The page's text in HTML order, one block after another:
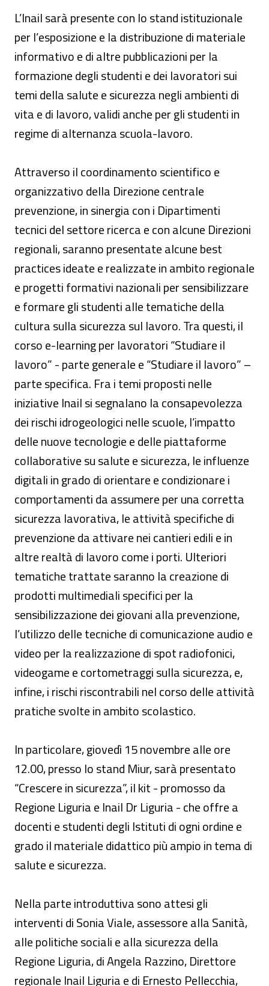
L’Inail sarà presente con lo stand istituzionale
per l’esposizione e la distribuzione di materiale
informativo e di altre pubblicazioni per la
formazione degli studenti e dei lavoratori sui
temi della salute e sicurezza negli ambienti di
vita e di lavoro, validi anche per gli studenti in
regime di alternanza scuola-lavoro.
Attraverso il coordinamento scientifico e
organizzativo della Direzione centrale
prevenzione, in sinergia con i Dipartimenti
tecnici del settore ricerca e con alcune Direzioni
regionali, saranno presentate alcune best
practices ideate e realizzate in ambito regionale
e progetti formativi nazionali per sensibilizzare
e formare gli studenti alle tematiche della
cultura sulla sicurezza sul lavoro. Tra questi, il
corso e-learning per lavoratori “Studiare il
lavoro” - parte generale e “Studiare il lavoro” –
parte specifica. Fra i temi proposti nelle
iniziative Inail si segnalano la consapevolezza
dei rischi idrogeologici nelle scuole, l’impatto
delle nuove tecnologie e delle piattaforme
collaborative su salute e sicurezza, le influenze
digitali in grado di orientare e condizionare i
comportamenti da assumere per una corretta
sicurezza lavorativa, le attività specifiche di
prevenzione da attivare nei cantieri edili e in
altre realtà di lavoro come i porti. Ulteriori
tematiche trattate saranno la creazione di
prodotti multimediali specifici per la
sensibilizzazione dei giovani alla prevenzione,
l’utilizzo delle tecniche di comunicazione audio e
video per la realizzazione di spot radiofonici,
videogame e cortometraggi sulla sicurezza, e,
infine, i rischi riscontrabili nel corso delle attività
pratiche svolte in ambito scolastico.
In particolare, giovedì 15 novembre alle ore
12.00, presso lo stand Miur, sarà presentato
“Crescere in sicurezza”, il kit - promosso da
Regione Liguria e Inail Dr Liguria - che offre a
docenti e studenti degli Istituti di ogni ordine e
grado il materiale didattico più ampio in tema di
salute e sicurezza.
Nella parte introduttiva sono attesi gli
interventi di Sonia Viale, assessore alla Sanità,
alle politiche sociali e alla sicurezza della
Regione Liguria, di Angela Razzino, Direttore
regionale Inail Liguria e di Ernesto Pellecchia,